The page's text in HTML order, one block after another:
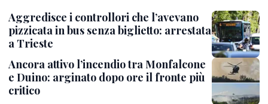
Aggredisce i controllori che l’avevano
pizzicata in bus senza biglietto: arrestata
a Trieste
Ancora attivo l’incendio tra Monfalcone
e Duino: arginato dopo ore il fronte più
critico